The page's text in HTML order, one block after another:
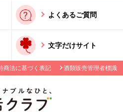
よくあるご質問
文字だけサイト
商法に基づく表記 酒類販売管理者標識